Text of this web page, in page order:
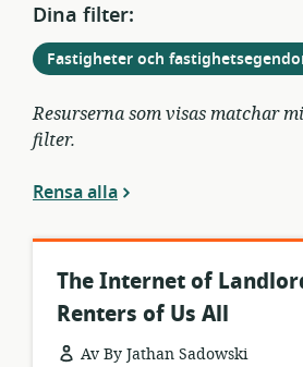
Dina filter:
Ta
bort
Fastigheter och
Resurserna som visas matchar
filter.
Rensa alla
The Internet of
Renters of Us All
Av By Jathan Sadowski